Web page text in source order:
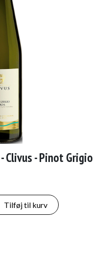
- Pinot Grigio
Tilføj til kurv